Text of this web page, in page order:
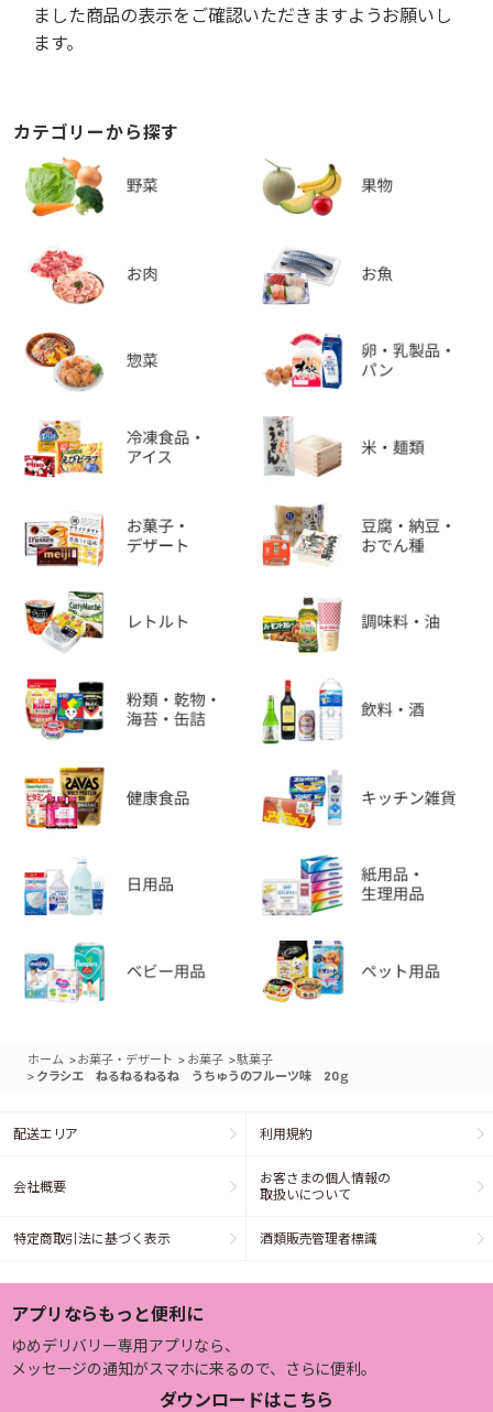
ました商品の表示をご確認いただきますようお願いし
ます。
カテゴリーから探す
ホーム >お菓子・デザート > お菓子 >駄菓子
> クラシエ ねるねるねるね うちゅうのフルーツ味 20ｇ
配送エリア 利用規約
会社概要
お客さまの個人情報の
取扱いについて
特定商取引法に基づく表示 酒類販売管理者標識
アプリならもっと便利に
ゆめデリバリー専用アプリなら、
メッセージの通知がスマホに来るので、さらに便利。
ダウンロードはこちら